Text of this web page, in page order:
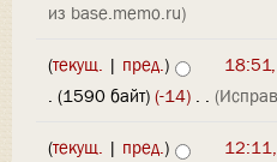
из base.memo.ru)
(текущ. | пред.)
. (1590 байт) (-14) . .
(текущ. | пред.)